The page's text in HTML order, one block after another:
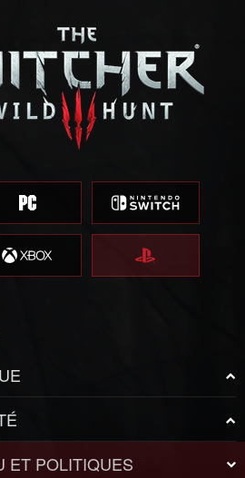
ET POLITIQUES